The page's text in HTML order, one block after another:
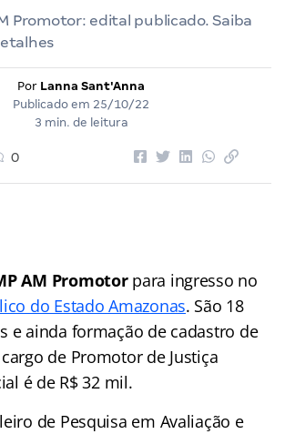
Promotor: edital publicado. Saiba
Por Lanna Sant'Anna
Publicado em 25/10/22
3 min. de leitura
0
AM Promotorpara ingresso no
do Estado Amazonas. São 18
e ainda formação de cadastro de
de Promotor de Justiça
é de R$ 32 mil.
de Pesquisa em Avaliação e